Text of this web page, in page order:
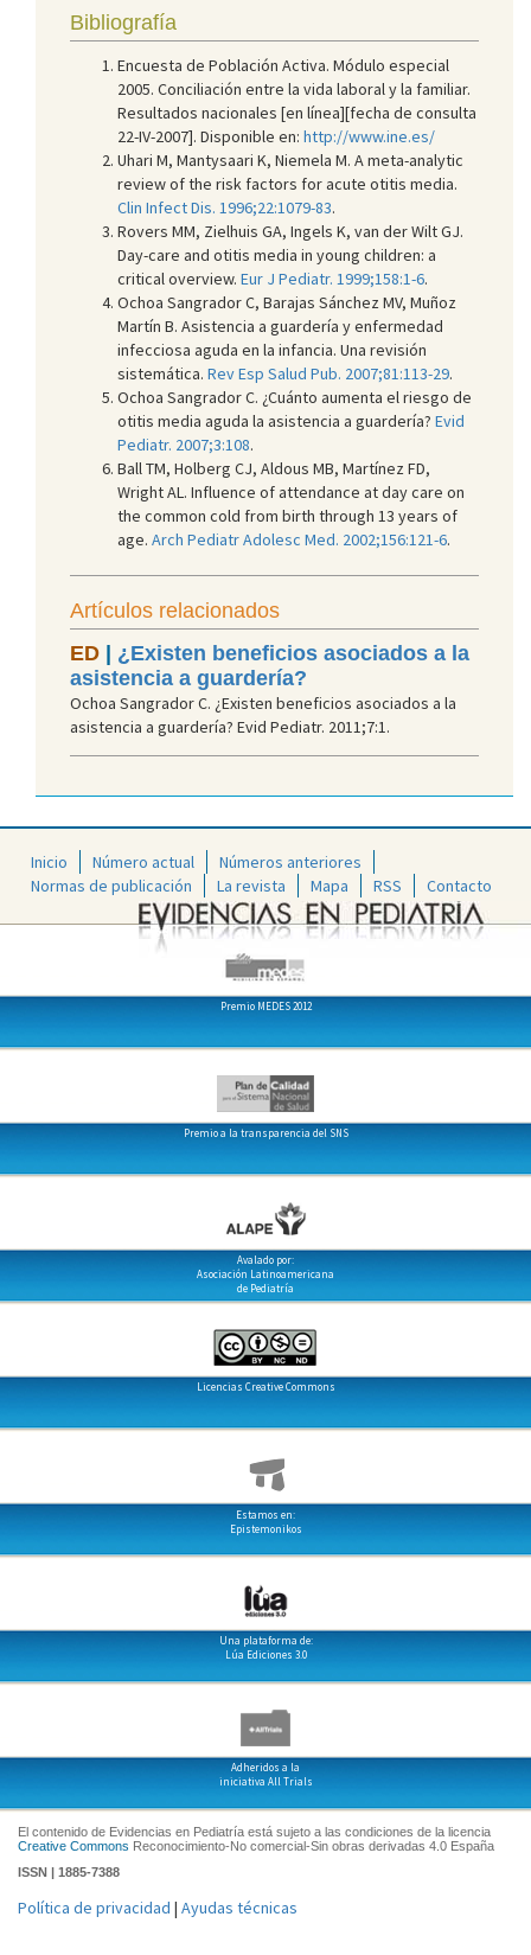
Bibliografía
Encuesta de Población Activa. Módulo especial
2005. Conciliación entre la vida laboral y la familiar.
Resultados nacionales [en línea][fecha de consulta
22-IV-2007]. Disponible en: http://www.ine.es/
Uhari M, Mantysaari K, Niemela M. A meta-analytic
review of the risk factors for acute otitis media.
Clin Infect Dis. 1996;22:1079-83.
Rovers MM, Zielhuis GA, Ingels K, van der Wilt GJ.
Day-care and otitis media in young children: a
critical overview. Eur J Pediatr. 1999;158:1-6.
Ochoa Sangrador C, Barajas Sánchez MV, Muñoz
Martín B. Asistencia a guardería y enfermedad
infecciosa aguda en la infancia. Una revisión
sistemática. Rev Esp Salud Pub. 2007;81:113-29.
Ochoa Sangrador C. ¿Cuánto aumenta el riesgo de
otitis media aguda la asistencia a guardería? Evid
Pediatr. 2007;3:108.
Ball TM, Holberg CJ, Aldous MB, Martínez FD,
Wright AL. Influence of attendance at day care on
the common cold from birth through 13 years of
age. Arch Pediatr Adolesc Med. 2002;156:121-6.
Artículos relacionados
ED | ¿Existen beneficios asociados a la
asistencia a guardería?
Ochoa Sangrador C. ¿Existen beneficios asociados a la
asistencia a guardería? Evid Pediatr. 2011;7:1.
Inicio Número actual
Números anteriores
Normas de publicación
La revista Mapa RSS Contacto
Premio MEDES 2012
Premio a la transparencia del SNS
Avalado por:
Asociación Latinoamericana
de Pediatría
Licencias Creative Commons
Estamos en:
Epistemonikos
Una plataforma de:
Lúa Ediciones 3.0
Adheridos a la
iniciativa All Trials
El contenido de Evidencias en Pediatría está sujeto a las condiciones de la licencia
Creative Commons Reconocimiento-No comercial-Sin obras derivadas 4.0 España
ISSN | 1885-7388
Política de privacidad | Ayudas técnicas